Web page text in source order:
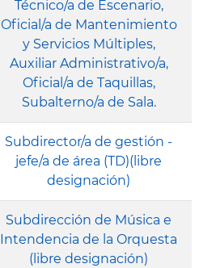
Técnico/a de Escenario,
Oficial/a de Mantenimiento
y Servicios Múltiples,
Auxiliar Administrativo/a,
Oficial/a de Taquillas,
Subalterno/a de Sala.
Subdirector/a de gestión -
jefe/a de área (TD)(libre
designación)
Subdirección de Música e
Intendencia de la Orquesta
(libre designación)